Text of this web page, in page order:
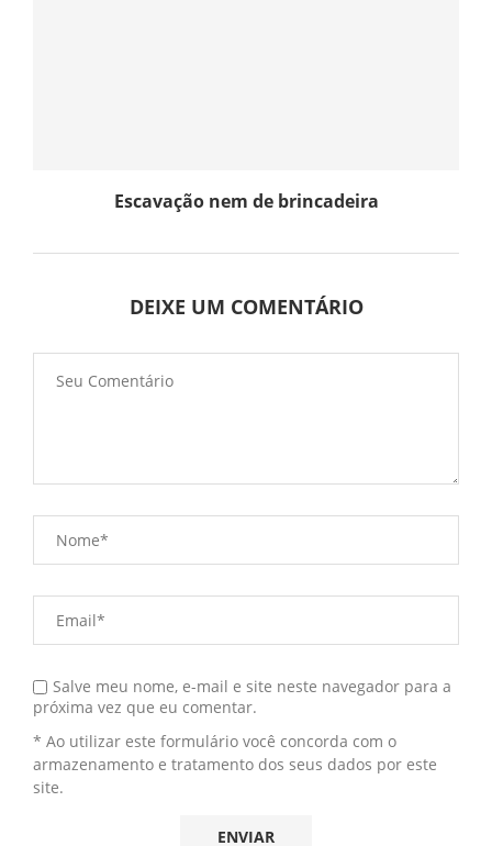
Escavação nem de brincadeira
DEIXE UM COMENTÁRIO
Salve meu nome, e-mail e site neste navegador para a
próxima vez que eu comentar.
* Ao utilizar este formulário você concorda com o
armazenamento e tratamento dos seus dados por este
site.